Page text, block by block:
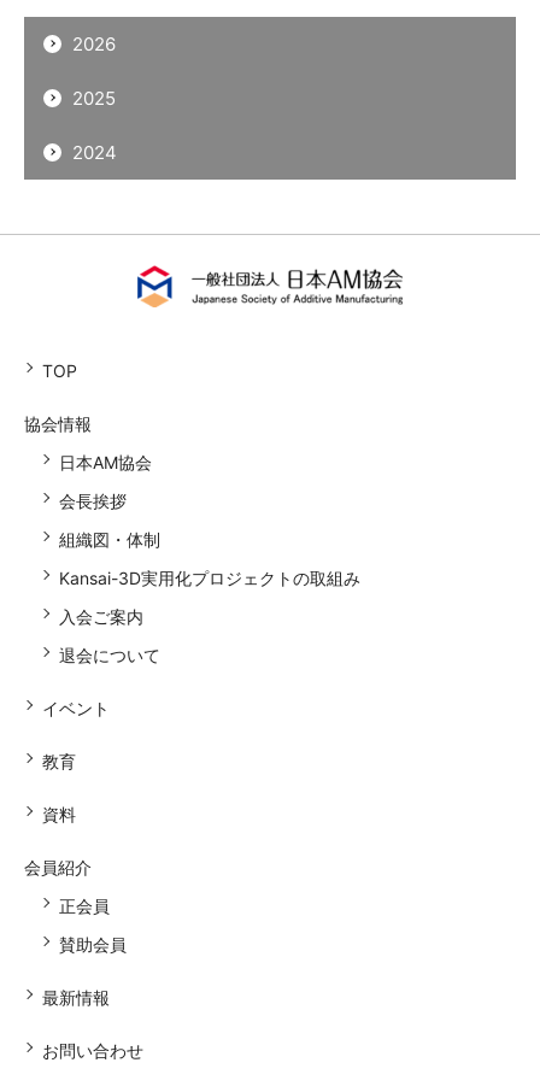
2026
2025
2024
TOP
協会情報
日本AM協会
会長挨拶
組織図・体制
Kansai-3D実用化プロジェクトの取組み
入会ご案内
退会について
イベント
教育
資料
会員紹介
正会員
賛助会員
最新情報
お問い合わせ